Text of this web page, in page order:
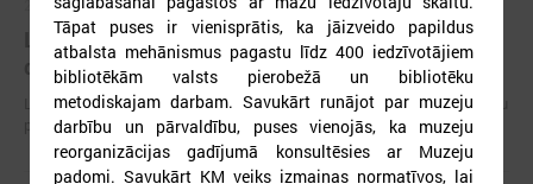
2026. gada 15. jūlijs
LPS: Interaktīvā karte vienkopus parāda plašu un
detalizētu informāciju par skolu tīklu Latvijā
LPS: Interaktīvā karte vienkopus parāda plašu un detalizētu informāciju
par skolu tīklu Latvijā
Tāpat puses ir vienisprātis, ka jāizveido papildus
atbalsta mehānismus pagastu līdz 400 iedzīvotājiem
bibliotēkām valsts pierobežā un bibliotēku
metodiskajam darbam. Savukārt runājot par muzeju
darbību un pārvaldību, puses vienojās, ka muzeju
reorganizācijas gadījumā konsultēsies ar Muzeju
padomi. Savukārt KM veiks izmaiņas normatīvos, lai